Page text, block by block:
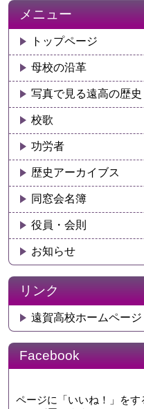
メニュー
トップページ
母校の沿革
写真で見る遠高の歴史
校歌
功労者
歴史アーカイブス
同窓会名簿
役員・会則
お知らせ
リンク
遠賀高校ホームページ
Facebook
ページに「いいね！」を